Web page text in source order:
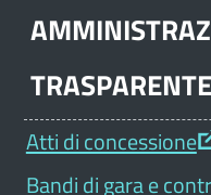
TRASPARENTE
Atti di concessione
Bandi di gara e